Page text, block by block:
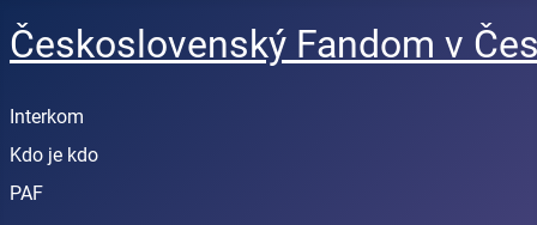
Československý Fandom v
Interkom
Kdo je kdo
PAF